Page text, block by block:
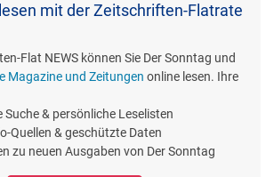
mit der Zeitschriften-Flatrate
Flat NEWS können Sie Der Sonntag und
Magazine und Zeitungen online lesen. Ihre
Suche & persönliche Leselisten
Quellen & geschützte Daten
zu neuen Ausgaben von Der Sonntag